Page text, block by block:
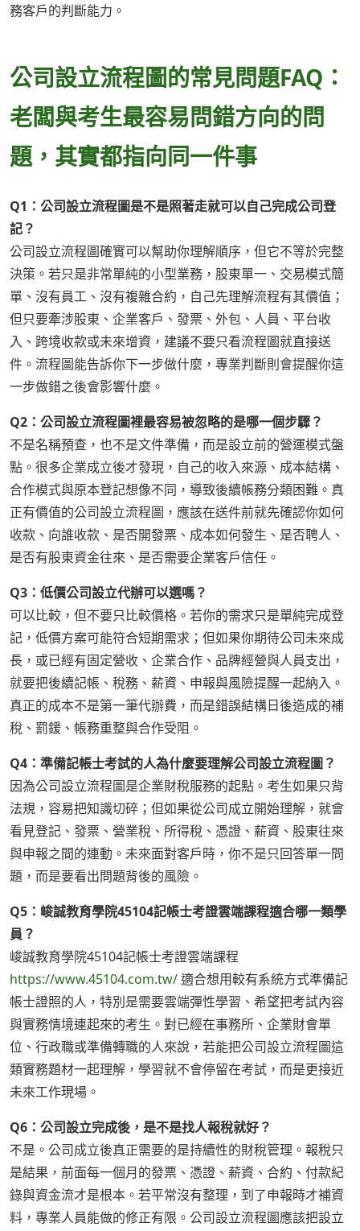
務客戶的判斷能力。
公司設立流程圖的常見問題FAQ：
老闆與考生最容易問錯方向的問
題，其實都指向同一件事
Q1：公司設立流程圖是不是照著走就可以自己完成公司登
記？
公司設立流程圖確實可以幫助你理解順序，但它不等於完整
決策。若只是非常單純的小型業務，股東單一、交易模式簡
單、沒有員工、沒有複雜合約，自己先理解流程有其價值；
但只要牽涉股東、企業客戶、發票、外包、人員、平台收
入、跨境收款或未來增資，建議不要只看流程圖就直接送
件。流程圖能告訴你下一步做什麼，專業判斷則會提醒你這
一步做錯之後會影響什麼。
Q2：公司設立流程圖裡最容易被忽略的是哪一個步驟？
不是名稱預查，也不是文件準備，而是設立前的營運模式盤
點。很多企業成立後才發現，自己的收入來源、成本結構、
合作模式與原本登記想像不同，導致後續帳務分類困難。真
正有價值的公司設立流程圖，應該在送件前就先確認你如何
收款、向誰收款、是否開發票、成本如何發生、是否聘人、
是否有股東資金往來、是否需要企業客戶信任。
Q3：低價公司設立代辦可以選嗎？
可以比較，但不要只比較價格。若你的需求只是單純完成登
記，低價方案可能符合短期需求；但如果你期待公司未來成
長，或已經有固定營收、企業合作、品牌經營與人員支出，
就要把後續記帳、稅務、薪資、申報與風險提醒一起納入。
真正的成本不是第一筆代辦費，而是錯誤結構日後造成的補
稅、罰鍰、帳務重整與合作受阻。
Q4：準備記帳士考試的人為什麼要理解公司設立流程圖？
因為公司設立流程圖是企業財稅服務的起點。考生如果只背
法規，容易把知識切碎；但如果從公司成立開始理解，就會
看見登記、發票、營業稅、所得稅、憑證、薪資、股東往來
與申報之間的連動。未來面對客戶時，你不是只回答單一問
題，而是要看出問題背後的風險。
Q5：峻誠教育學院45104記帳士考證雲端課程適合哪一類學
員？
峻誠教育學院45104記帳士考證雲端課程
https://www.45104.com.tw/適合想用較有系統方式準備記
帳士證照的人，特別是需要雲端彈性學習、希望把考試內容
與實務情境連起來的考生。對已經在事務所、企業財會單
位、行政職或準備轉職的人來說，若能把公司設立流程圖這
類實務題材一起理解，學習就不會停留在考試，而是更接近
未來工作現場。
Q6：公司設立完成後，是不是找人報稅就好？
不是。公司成立後真正需要的是持續性的財稅管理。報稅只
是結果，前面每一個月的發票、憑證、薪資、合約、付款紀
錄與資金流才是根本。若平常沒有整理，到了申報時才補資
料，專業人員能做的修正有限。公司設立流程圖應該把設立